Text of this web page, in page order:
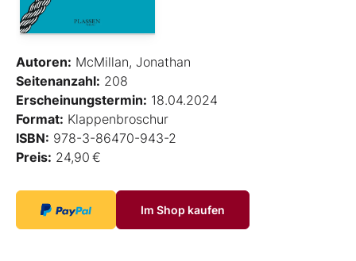
Autoren: McMillan, Jonathan
Seitenanzahl: 208
Erscheinungstermin: 18.04.2024
Format: Klappenbroschur
ISBN: 978-3-86470-943-2
Preis: 24,90 €
Im Shop kaufen